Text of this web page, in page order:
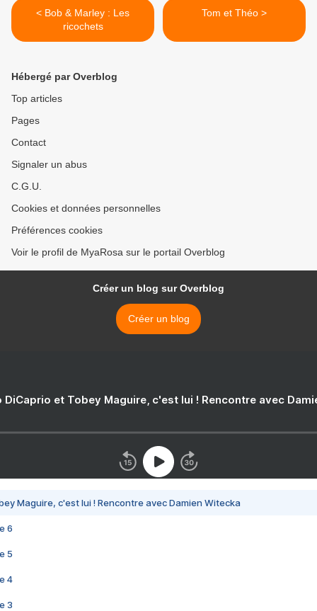
< Bob & Marley : Les
ricochets
Tom et Théo >
Hébergé par Overblog
Top articles
Pages
Contact
Signaler un abus
C.G.U.
Cookies et données personnelles
Préférences cookies
Voir le profil de MyaRosa sur le portail Overblog
Créer un blog sur Overblog
Créer un blog
DiCaprio et Tobey Maguire, c'est lui ! Rencontre avec
Maguire, c'est lui ! Rencontre avec Damien Witecka
6
5
4
3